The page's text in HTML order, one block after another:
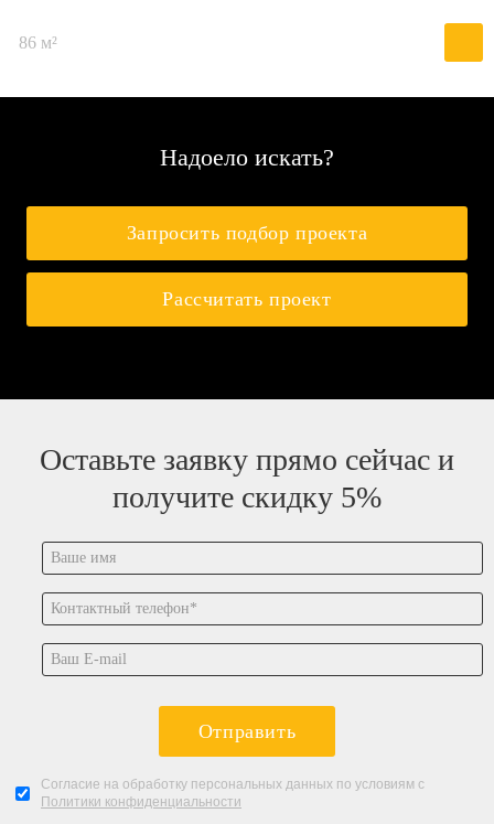
86 м²
Надоело искать?
Запросить подбор проекта
Рассчитать проект
Оставьте заявку прямо сейчас и
получите скидку 5%
Отправить
Согласие на обработку персональных данных по условиям с
Политики конфиденциальности